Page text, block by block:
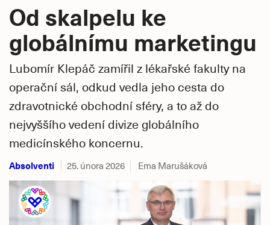
Od skalpelu ke
globálnímu marketingu
Lubomír Klepáč zamířil z lékařské fakulty na
operační sál, odkud vedla jeho cesta do
zdravotnické obchodní sféry, a to až do
nejvyššího vedení divize globálního
medicínského koncernu.
Absolventi 25. února 2026 Ema Marušáková